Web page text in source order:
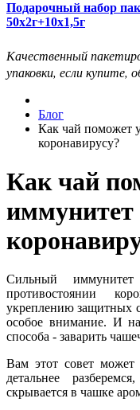
Подарочный набор
50х2г+10х1,5г
Качественный
упаковки, если купите,
Блог
Как чай поможет
коронавирусу?
Как чай
иммунитет
Сильный
противостоянии
укреплению защитных
особое внимание. И
способа - заварить
Вам этот совет может
детальнее
скрывается в чашке